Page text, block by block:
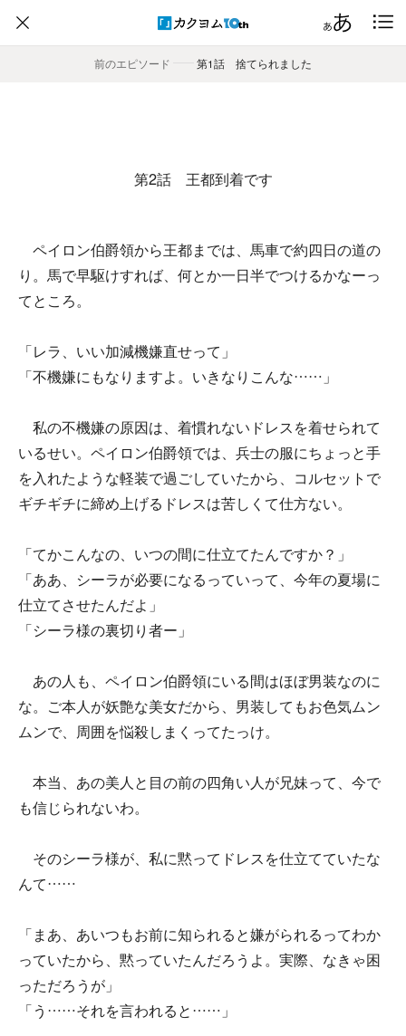
前のエピソード
―― 第1話 捨てられました
第2話 王都到着です
ペイロン伯爵領から王都までは、馬車で約四日の道の
り。馬で早駆けすれば、何とか一日半でつけるかなーっ
てところ。
「レラ、いい加減機嫌直せって」
「不機嫌にもなりますよ。いきなりこんな……」
私の不機嫌の原因は、着慣れないドレスを着せられて
いるせい。ペイロン伯爵領では、兵士の服にちょっと手
を入れたような軽装で過ごしていたから、コルセットで
ギチギチに締め上げるドレスは苦しくて仕方ない。
「てかこんなの、いつの間に仕立てたんですか？」
「ああ、シーラが必要になるっていって、今年の夏場に
仕立てさせたんだよ」
「シーラ様の裏切り者ー」
あの人も、ペイロン伯爵領にいる間はほぼ男装なのに
な。ご本人が妖艶な美女だから、男装してもお色気ムン
ムンで、周囲を悩殺しまくってたっけ。
本当、あの美人と目の前の四角い人が兄妹って、今で
も信じられないわ。
そのシーラ様が、私に黙ってドレスを仕立てていたな
んて……
「まあ、あいつもお前に知られると嫌がられるってわか
っていたから、黙っていたんだろうよ。実際、なきゃ困
っただろうが」
「う……それを言われると……」